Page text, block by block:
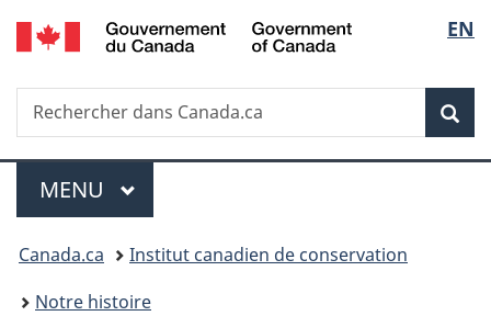
Passer
au
principal
Passer
à
Au
du
Passer
à
version
simplifiée
de
la
EN
Recherche
Rechercher
dans
Menu
MENU PRINCIPAL
Vous
êtes
Canada.ca
Institut canadien de conservation
Notre histoire